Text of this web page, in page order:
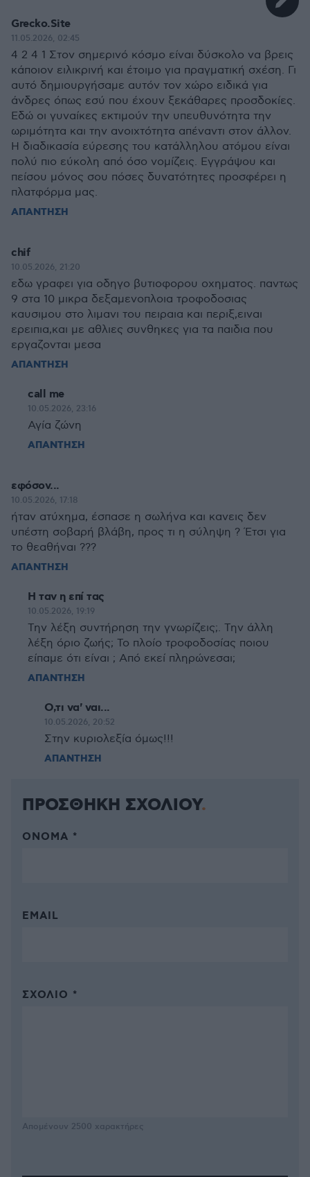
Grecko.Site
11.05.2026, 02:45
4 2 4 1 Στον σημερινό κόσμο είναι δύσκολο να βρεις
κάποιον ειλικρινή και έτοιμο για πραγματική σχέση. Γι
αυτό δημιουργήσαμε αυτόν τον χώρο ειδικά για
άνδρες όπως εσύ που έχουν ξεκάθαρες προσδοκίες.
Εδώ οι γυναίκες εκτιμούν την υπευθυνότητα την
ωριμότητα και την ανοιχτότητα απέναντι στον άλλον.
Η διαδικασία εύρεσης του κατάλληλου ατόμου είναι
πολύ πιο εύκολη από όσο νομίζεις. Εγγράψου και
πείσου μόνος σου πόσες δυνατότητες προσφέρει η
πλατφόρμα μας.
ΑΠΑΝΤΗΣΗ
chif
10.05.2026, 21:20
εδω γραφει για οδηγο βυτιοφορου οχηματος. παντως
9 στα 10 μικρα δεξαμενοπλοια τροφοδοσιας
καυσιμου στο λιμανι του πειραια και περιξ,ειναι
ερειπια,και με αθλιες συνθηκες για τα παιδια που
εργαζονται μεσα
ΑΠΑΝΤΗΣΗ
call me
10.05.2026, 23:16
Αγία ζώνη
ΑΠΑΝΤΗΣΗ
εφόσον...
10.05.2026, 17:18
ήταν ατύχημα, έσπασε η σωλήνα και κανεις δεν
υπέστη σοβαρή βλάβη, προς τι η σύληψη ? Έτσι για
το θεαθήναι ???
ΑΠΑΝΤΗΣΗ
Η ταν η επί τας
10.05.2026, 19:19
Την λέξη συντήρηση την γνωρίζεις;. Την άλλη
λέξη όριο ζωής; Το πλοίο τροφοδοσίας ποιου
είπαμε ότι είναι ; Από εκεί πληρώνεσαι;
ΑΠΑΝΤΗΣΗ
Ο,τι να' ναι...
10.05.2026, 20:52
Στην κυριολεξία όμως!!!
ΑΠΑΝΤΗΣΗ
ΠΡΟΣΘΗΚΗ ΣΧΟΛΙΟΥ
ΌΝΟΜΑ *
EMAIL
ΣΧΌΛΙΟ *
Απομένουν 2500 χαρακτήρες